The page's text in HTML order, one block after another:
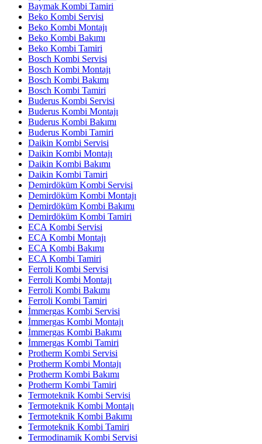
Baymak Kombi Tamiri
Beko Kombi Servisi
Beko Kombi Montajı
Beko Kombi Bakımı
Beko Kombi Tamiri
Bosch Kombi Servisi
Bosch Kombi Montajı
Bosch Kombi Bakımı
Bosch Kombi Tamiri
Buderus Kombi Servisi
Buderus Kombi Montajı
Buderus Kombi Bakımı
Buderus Kombi Tamiri
Daikin Kombi Servisi
Daikin Kombi Montajı
Daikin Kombi Bakımı
Daikin Kombi Tamiri
Demirdöküm Kombi Servisi
Demirdöküm Kombi Montajı
Demirdöküm Kombi Bakımı
Demirdöküm Kombi Tamiri
ECA Kombi Servisi
ECA Kombi Montajı
ECA Kombi Bakımı
ECA Kombi Tamiri
Ferroli Kombi Servisi
Ferroli Kombi Montajı
Ferroli Kombi Bakımı
Ferroli Kombi Tamiri
İmmergas Kombi Servisi
İmmergas Kombi Montajı
İmmergas Kombi Bakımı
İmmergas Kombi Tamiri
Protherm Kombi Servisi
Protherm Kombi Montajı
Protherm Kombi Bakımı
Protherm Kombi Tamiri
Termoteknik Kombi Servisi
Termoteknik Kombi Montajı
Termoteknik Kombi Bakımı
Termoteknik Kombi Tamiri
Termodinamik Kombi Servisi